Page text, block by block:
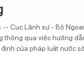
-- Cục Lãnh sự - Bộ
thông qua việc hướng
của pháp luật nước